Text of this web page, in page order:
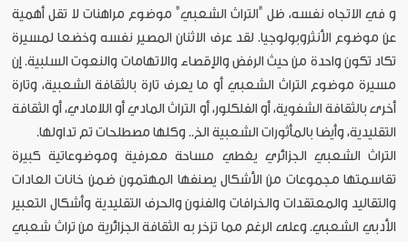
و في الاتجاه نفسه، ظل "التراث الشعبي" موضوع مراهنات لا تقل أهمية
عن موضوع الأنثروبولوجيا. لقد عرف الاثنان المصير نفسه وخضعا لمسيرة
تكاد تكون واحدة من حيث الرفض والإقصاء والاتهامات والنعوت السلبية. إن
مسيرة موضوع التراث الشعبي أو ما يعرف تارة بالثقافة الشعبية، وتارة
أخرى بالثقافة الشفوية، أو الفلكلور، أو التراث المادي أو اللامادي، أو الثقافة
التقليدية، وأيضا بالمأثورات الشعبية الخ.. وكلها مصطلحات تم تداولها.
التراث الشعبي الجزائري يغطي مساحة معرفية وموضوعاتية كبيرة
تقاسمتها مجموعات من الأشكال يصنفها المهتمون ضمن خانات العادات
والتقاليد والمعتقدات والخرافات والفنون والحرف التقليدية وأشكال التعبير
الأدبي الشعبي. وعلى الرغم مما تزخر به الثقافة الجزائرية من تراث شعبي